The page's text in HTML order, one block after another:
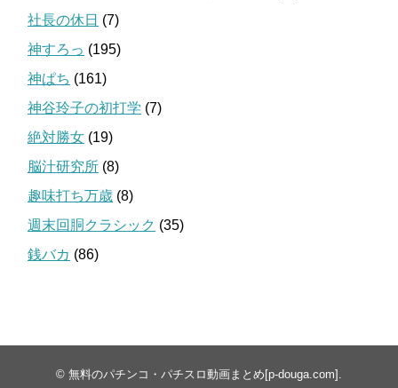
社長の休日 (7)
神すろっ (195)
神ぱち (161)
神谷玲子の初打学 (7)
絶対勝女 (19)
脳汁研究所 (8)
趣味打ち万歳 (8)
週末回胴クラシック (35)
銭バカ (86)
© 無料のパチンコ・パチスロ動画まとめ[p-douga.com]